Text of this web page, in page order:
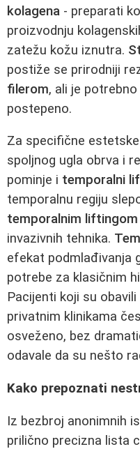
kolagena - preparati
proizvodnju
zatežu kožu iznutra.
postiže se prirodniji
filerom, ali je
postepeno.
Za specifične
spoljnog ugla obrva i
pominje i temporalni
temporalnu regiju
temporalnim liftingom
invazivnih tehnika.
efekat podmlađivanja
potrebe za klasičnim
Pacijenti koji su obavili
privatnim klinikama
osveženo, bez
odavale da su nešto
Kako prepoznati
Iz bezbroj anonimnih
prilično precizna lista